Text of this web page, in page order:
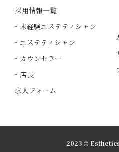
採用情報一覧
未経験エステティシャン
エステティシャン
カウンセラー
店長
求人フォーム
2023 ©